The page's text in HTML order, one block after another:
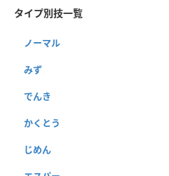
タイプ別技一覧
ノーマル
みず
でんき
かくとう
じめん